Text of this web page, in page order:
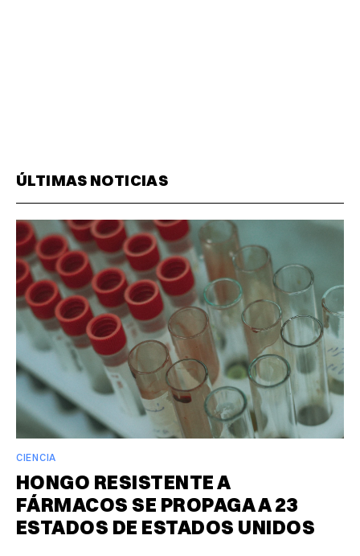
ÚLTIMAS NOTICIAS
CIENCIA
HONGO RESISTENTE A
FÁRMACOS SE PROPAGA A 23
ESTADOS DE ESTADOS UNIDOS